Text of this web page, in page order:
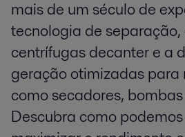
mais de um século de
tecnologia de
centrífugas decanter e a
geração otimizadas para
como secadores,
Descubra como